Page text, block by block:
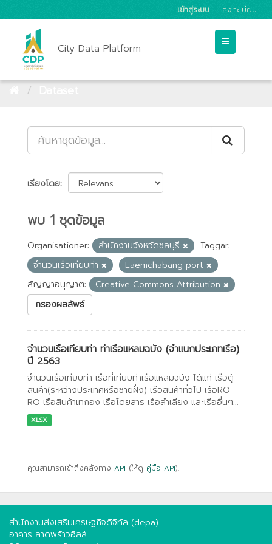
เข้าสู่ระบบ ลงทะเบียน
City Data Platform
เรียงโดย
พบ 1 ชุดข้อมูล
Organisationer: สำนักงานจังหวัดชลบุรี
Taggar:
จำนวนเรือเทียบท่า
Laemchabang port
สัญญาอนุญาต:
Creative Commons Attribution
กรองผลลัพธ์
จำนวนเรือเทียบท่า ท่าเรือแหลมฉบัง (จำแนกประเภทเรือ)
ปี 2563
จำนวนเรือเทียบท่า เรือที่เทียบท่าเรือแหลมฉบัง ได้แก่ เรือตู้
สินค้า(ระหว่างประเทศหรือชายฝั่ง) เรือสินค้าทั่วไป เรือRO-
RO เรือสินค้าเทกอง เรือโดยสาร เรือลำเลียง และเรืออื่นๆ...
XLSX
คุณสามารถเข้าถึงคลังทาง API (ให้ดู คู่มือ API).
สำนักงานส่งเสริมเศรษฐกิจดิจิทัล (depa)
อาคาร ลาดพร้าวฮิลล์